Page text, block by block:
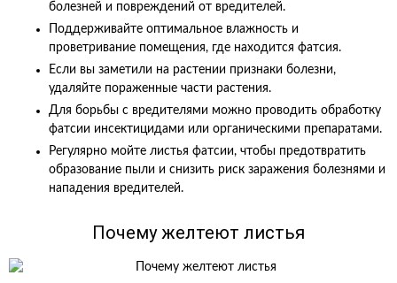
болезней и повреждений от вредителей.
Поддерживайте оптимальное влажность и
проветривание помещения, где находится фатсия.
Если вы заметили на растении признаки болезни,
удаляйте пораженные части растения.
Для борьбы с вредителями можно проводить обработку
фатсии инсектицидами или органическими препаратами.
Регулярно мойте листья фатсии, чтобы предотвратить
образование пыли и снизить риск заражения болезнями и
нападения вредителей.
Почему желтеют листья